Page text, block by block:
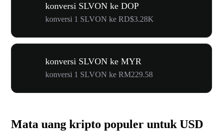
konversi SLVON ke DOP
konversi 1 SLVON ke RD$3.28K
konversi SLVON ke MYR
konversi 1 SLVON ke RM229.58
Mata uang kripto populer untuk USD